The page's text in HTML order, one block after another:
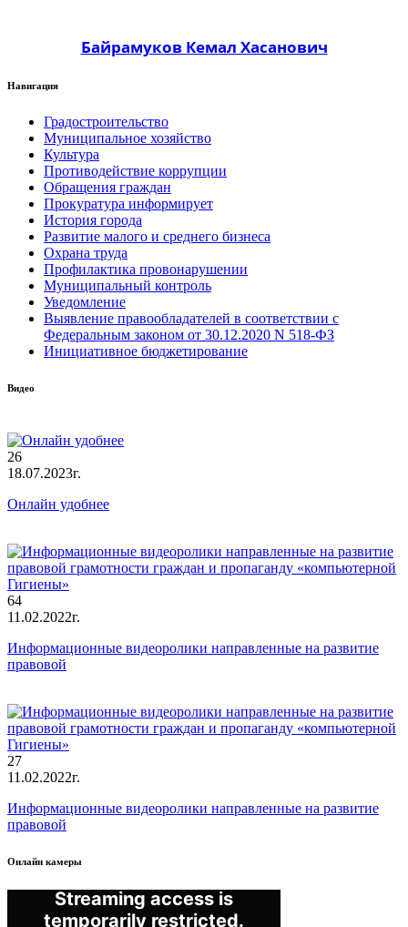
Байрамуков Кемал Хасанович
Навигация
Градостроительство
Муниципальное хозяйство
Культура
Противодействие коррупции
Обращения граждан
Прокуратура информирует
История города
Развитие малого и среднего бизнеса
Охрана труда
Профилактика провонарушении
Муниципальный контроль
Уведомление
Выявление правообладателей в соответствии с
Федеральным законом от 30.12.2020 N 518-ФЗ
Инициативное бюджетирование
Видео
26
18.07.2023г.
Онлайн удобнее
64
11.02.2022г.
Информационные видеоролики направленные на развитие
правовой
27
11.02.2022г.
Информационные видеоролики направленные на развитие
правовой
Онлайн камеры